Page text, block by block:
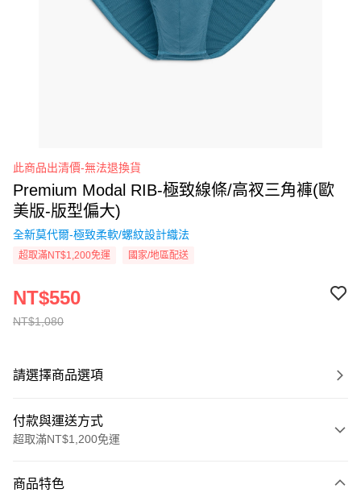
此商品出清價-無法退換貨
Premium Modal RIB-極致線條/高衩三角褲(歐
美版-版型偏大)
全新莫代爾-極致柔軟/螺紋設計織法
超取滿NT$1,200免運 國家/地區配送
NT$1,080
NT$550
請選擇商品選項
付款與運送方式
超取滿NT$1,200免運
信用卡一次付款
商品特色